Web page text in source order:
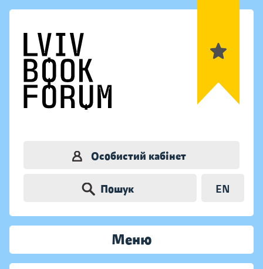
Особистий кабінет
Пошук EN
Меню